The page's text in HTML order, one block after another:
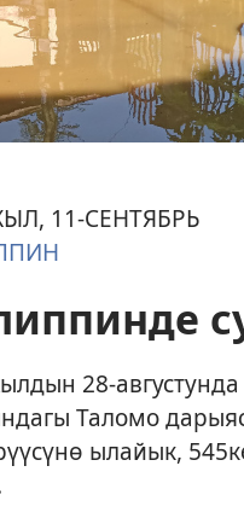
11-СЕНТЯБРЬ
28-
Таломо
ылайык,